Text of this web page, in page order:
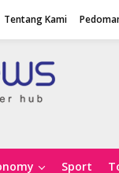
Tentang Kami
Sport